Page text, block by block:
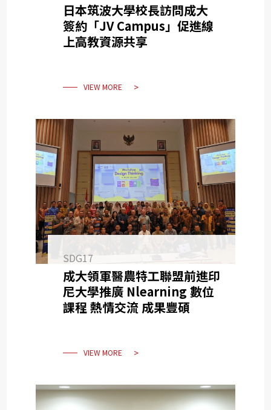
日本筑波大學校長訪問成大
簽約「JV Campus」促進線
上高教資源共享
VIEW MORE
SDG17
成大領軍醫農特工聯盟前進印
尼大學推廣 Nlearning 數位
課程 熱情交流 成果豐碩
VIEW MORE